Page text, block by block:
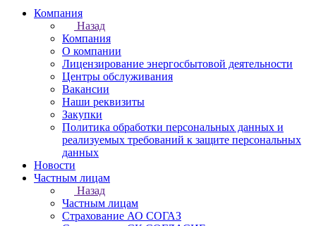
Компания
Назад
Компания
О компании
Лицензирование энергосбытовой деятельности
Центры обслуживания
Вакансии
Наши реквизиты
Закупки
Политика обработки персональных данных и
реализуемых требований к защите персональных
данных
Новости
Частным лицам
Назад
Частным лицам
Страхование АО СОГАЗ